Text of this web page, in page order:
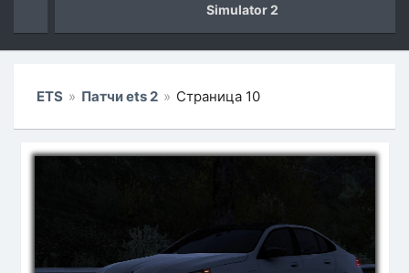
Simulator 2
ETS » Патчи ets 2 » Страница 10